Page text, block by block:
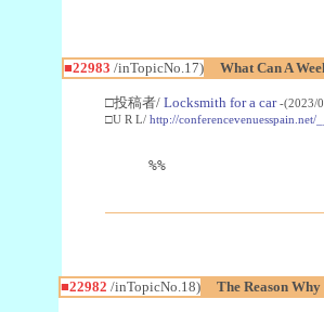
■22983 /inTopicNo.17) What Can A
□投稿者/ Locksmith for a car -(2023/
□U R L/ http://
%%
■22982 /inTopicNo.18) The Reason